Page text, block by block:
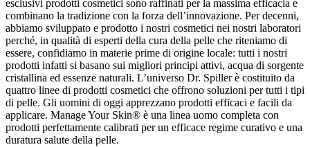
esclusivi prodotti cosmetici sono raffinati per la massima efficacia e
combinano la tradizione con la forza dell’innovazione. Per decenni,
abbiamo sviluppato e prodotto i nostri cosmetici nei nostri laboratori
perché, in qualità di esperti della cura della pelle che riteniamo di
essere, confidiamo in materie prime di origine locale: tutti i nostri
prodotti infatti si basano sui migliori principi attivi, acqua di sorgente
cristallina ed essenze naturali. L’universo Dr. Spiller è costituito da
quattro linee di prodotti cosmetici che offrono soluzioni per tutti i tipi
di pelle. Gli uomini di oggi apprezzano prodotti efficaci e facili da
applicare. Manage Your Skin® è una linea uomo completa con
prodotti perfettamente calibrati per un efficace regime curativo e una
duratura salute della pelle.